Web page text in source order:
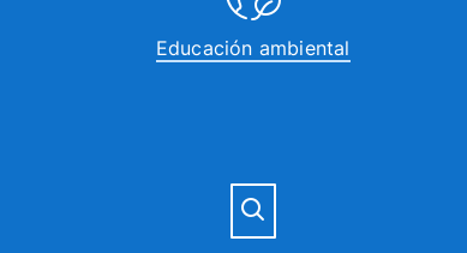
Educación ambiental